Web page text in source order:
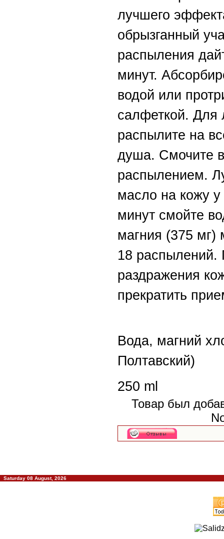
лучшего
обрызганный
распыления
минут.
водой или
салфеткой. Для
распылите на
душа. Смочите
распылением.
масло на кожу
минут смойте
магния (375 мг)
18 распылений.
раздражения
прекратить
Вода, магний
Полтавский)
250 ml
Товар был
Saturday 08 August, 2026